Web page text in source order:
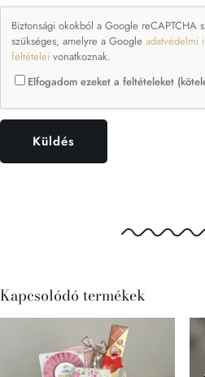
Biztonsági okokból a Google reCAPTCHA
szükséges, amelyre a Google adatvédelmi
feltételei vonatkoznak.
Elfogadom ezeket a feltételeket
Kapcsolódó termékek